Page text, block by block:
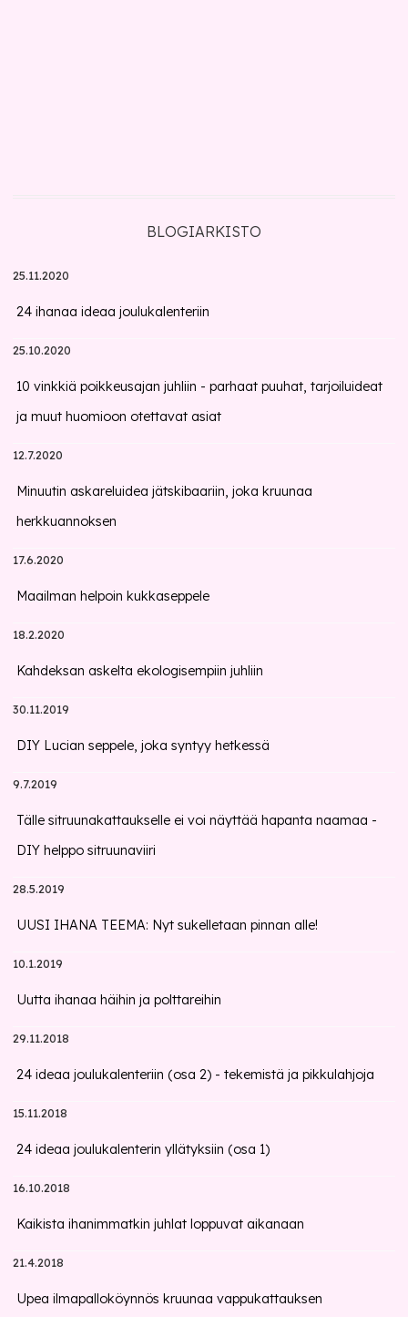
BLOGIARKISTO
25.11.2020
24 ihanaa ideaa joulukalenteriin
25.10.2020
10 vinkkiä poikkeusajan juhliin - parhaat puuhat, tarjoiluideat
ja muut huomioon otettavat asiat
12.7.2020
Minuutin askareluidea jätskibaariin, joka kruunaa
herkkuannoksen
17.6.2020
Maailman helpoin kukkaseppele
18.2.2020
Kahdeksan askelta ekologisempiin juhliin
30.11.2019
DIY Lucian seppele, joka syntyy hetkessä
9.7.2019
Tälle sitruunakattaukselle ei voi näyttää hapanta naamaa -
DIY helppo sitruunaviiri
28.5.2019
UUSI IHANA TEEMA: Nyt sukelletaan pinnan alle!
10.1.2019
Uutta ihanaa häihin ja polttareihin
29.11.2018
24 ideaa joulukalenteriin (osa 2) - tekemistä ja pikkulahjoja
15.11.2018
24 ideaa joulukalenterin yllätyksiin (osa 1)
16.10.2018
Kaikista ihanimmatkin juhlat loppuvat aikanaan
21.4.2018
Upea ilmapalloköynnös kruunaa vappukattauksen